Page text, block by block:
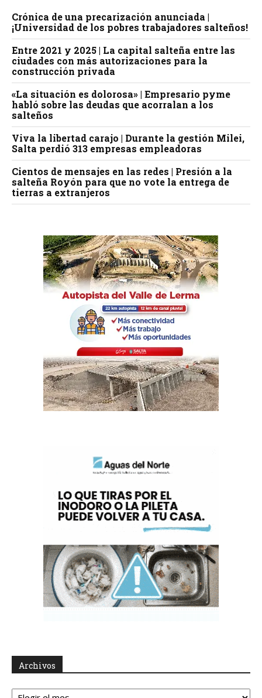
Crónica de una precarización anunciada |
¡Universidad de los pobres trabajadores salteños!
Entre 2021 y 2025 | La capital salteña entre las
ciudades con más autorizaciones para la
construcción privada
«La situación es dolorosa» | Empresario pyme
habló sobre las deudas que acorralan a los
salteños
Viva la libertad carajo | Durante la gestión Milei,
Salta perdió 313 empresas empleadoras
Cientos de mensajes en las redes | Presión a la
salteña Royón para que no vote la entrega de
tierras a extranjeros
Archivos
Archivos